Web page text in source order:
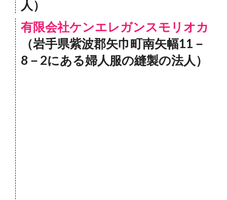
人）
有限会社ケンエレガンスモリオカ
（岩手県紫波郡矢巾町南矢幅11－
8－2にある婦人服の縫製の法人）